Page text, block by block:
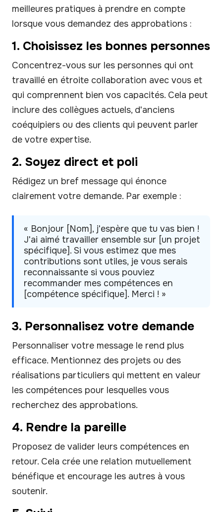
meilleures pratiques à prendre en compte
lorsque vous demandez des approbations :
1. Choisissez les bonnes personnes
Concentrez-vous sur les personnes qui ont
travaillé en étroite collaboration avec vous et
qui comprennent bien vos capacités. Cela peut
inclure des collègues actuels, d'anciens
coéquipiers ou des clients qui peuvent parler
de votre expertise.
2. Soyez direct et poli
Rédigez un bref message qui énonce
clairement votre demande. Par exemple :
« Bonjour [Nom], j'espère que tu vas bien !
J'ai aimé travailler ensemble sur [un projet
spécifique]. Si vous estimez que mes
contributions sont utiles, je vous serais
reconnaissante si vous pouviez
recommander mes compétences en
[compétence spécifique]. Merci ! »
3. Personnalisez votre demande
Personnaliser votre message le rend plus
efficace. Mentionnez des projets ou des
réalisations particuliers qui mettent en valeur
les compétences pour lesquelles vous
recherchez des approbations.
4. Rendre la pareille
Proposez de valider leurs compétences en
retour. Cela crée une relation mutuellement
bénéfique et encourage les autres à vous
soutenir.